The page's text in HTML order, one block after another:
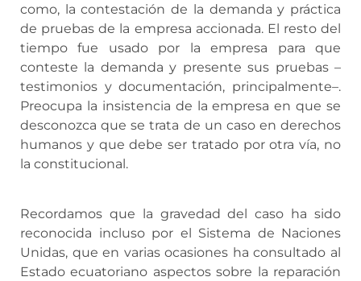
como, la contestación de la demanda y práctica
de pruebas de la empresa accionada. El resto del
tiempo fue usado por la empresa para que
conteste la demanda y presente sus pruebas –
testimonios y documentación, principalmente–.
Preocupa la insistencia de la empresa en que se
desconozca que se trata de un caso en derechos
humanos y que debe ser tratado por otra vía, no
la constitucional.
Recordamos que la gravedad del caso ha sido
reconocida incluso por el Sistema de Naciones
Unidas, que en varias ocasiones ha consultado al
Estado ecuatoriano aspectos sobre la reparación